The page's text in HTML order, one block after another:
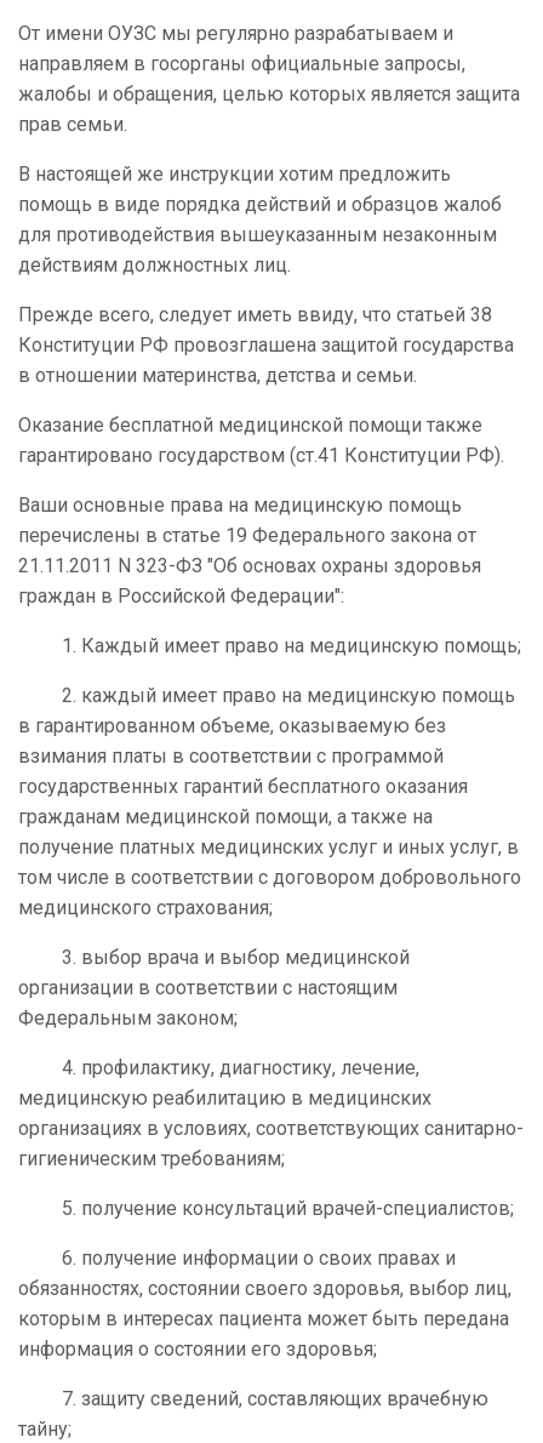
От имени ОУЗС мы регулярно разрабатываем и
направляем в госорганы официальные запросы,
жалобы и обращения, целью которых является защита
прав семьи.
В настоящей же инструкции хотим предложить
помощь в виде порядка действий и образцов жалоб
для противодействия вышеуказанным незаконным
действиям должностных лиц.
Прежде всего, следует иметь ввиду, что статьей 38
Конституции РФ провозглашена защитой государства
в отношении материнства, детства и семьи.
Оказание бесплатной медицинской помощи также
гарантировано государством (ст.41 Конституции РФ).
Ваши основные права на медицинскую помощь
перечислены в статье 19 Федерального закона от
21.11.2011 N 323-ФЗ "Об основах охраны здоровья
граждан в Российской Федерации":
1. Каждый имеет право на медицинскую помощь;
2. каждый имеет право на медицинскую помощь
в гарантированном объеме, оказываемую без
взимания платы в соответствии с программой
государственных гарантий бесплатного оказания
гражданам медицинской помощи, а также на
получение платных медицинских услуг и иных услуг, в
том числе в соответствии с договором добровольного
медицинского страхования;
3. выбор врача и выбор медицинской
организации в соответствии с настоящим
Федеральным законом;
4. профилактику, диагностику, лечение,
медицинскую реабилитацию в медицинских
организациях в условиях, соответствующих санитарно-
гигиеническим требованиям;
5. получение консультаций врачей-специалистов;
6. получение информации о своих правах и
обязанностях, состоянии своего здоровья, выбор лиц,
которым в интересах пациента может быть передана
информация о состоянии его здоровья;
7. защиту сведений, составляющих врачебную
тайну;